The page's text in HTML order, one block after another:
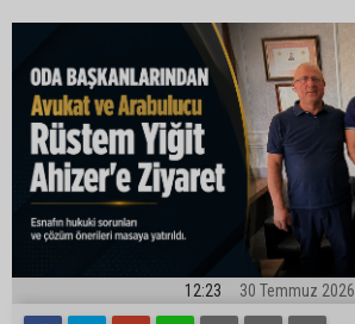
12:23 30 Temmuz 2026